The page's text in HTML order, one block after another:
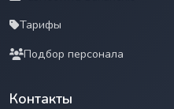
Тарифы
Подбор персонала
Контакты